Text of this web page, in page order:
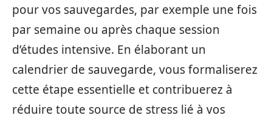
pour vos sauvegardes, par exemple une fois
par semaine ou après chaque session
d’études intensive. En élaborant un
calendrier de sauvegarde, vous formaliserez
cette étape essentielle et contribuerez à
réduire toute source de stress lié à vos